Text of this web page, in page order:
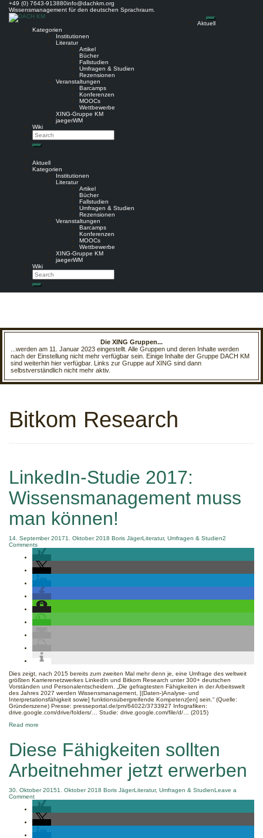
Skip
content
+49 (0) 7643-913880info@dachkm.org
Wissensmanagement für den deutschen Sprachraum.
Aktuell
Kategorien
Institutionen
Literatur
Artikel
Bücher
Fallstudien
Umfragen & Studien
Rezensionen
Veranstaltungen
Barcamps
Konferenzen
MOOCs
Wettbewerbe
XING-Gruppe KM
jaegerWM
Wiki
Search
Search
Aktuell
Kategorien
Institutionen
Literatur
Artikel
Bücher
Fallstudien
Umfragen & Studien
Rezensionen
Veranstaltungen
Barcamps
Konferenzen
MOOCs
Wettbewerbe
XING-Gruppe KM
jaegerWM
Wiki
Search
Search
Die XING Gruppen...
...werden am 11. Januar 2023 eingestellt. Alle Gruppen und deren Inhalte werden
nach der Einstellung nicht mehr verfügbar sein. Einige Inhalte der Gruppe DACH KM
sind weiterhin hier verfügbar. Links zur Gruppe auf XING sind dann
selbstverständlich nicht mehr aktiv.
Bitkom Research
LinkedIn-Studie 2017:
Wissensmanagement muss
man können!
14. September 20171. Oktober 2018 Boris JägerLiteratur, Umfragen & Studien2
Commentson
2s
Dies zeigt, nach 2015 bereits zum zweiten Mal mehr denn je, eine Umfrage des weltweit
größten Karrierenetzwerkes LinkedIn und Bitkom Research unter 300+ deutschen
Vorständen und Personalentscheidern. „Die gefragtesten Fähigkeiten in der Arbeitswelt
des Jahres 2027 werden Wissensmanagement, [(Daten-)Analyse- und
Interpretationsfähigkeit sowie] funktionsübergreifende Kompetenz[en] sein.“ (Quelle:
Gründerszene) Presse: presseportal.de/pm/64022/3733927 Infografiken:
drive.google.com/drive/folders/… Studie: drive.google.com/file/d/… (2015)
Read more
Wissensmanagement
muss
können!
Diese Fähigkeiten sollten
Arbeitnehmer jetzt erwerben
30. Oktober 20151. Oktober 2018 Boris JägerLiteratur, Umfragen & StudienLeave a
Commenton
Diese
sollten